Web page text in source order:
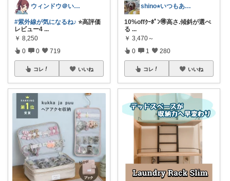
ウィンドウ＠いつもありがとうございます♪
#紫外線が気になるね♪ ⭐高評価
レビュー4 ...
￥ 8,250
0 0 719
コレ いいね
shino⭐︎いつもありがとう🐶🐾
10%offｸｰﾎﾟﾝ🉐高さ.傾斜が選べ
る ...
￥ 3,470～
0 1 280
コレ いいね